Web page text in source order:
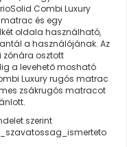
Combi Luxury
és egy
oldala használható,
a használójának. Az
zónára osztott
a levehető mosható
Luxury rugós matrac
zsákrugós matracot
szerint